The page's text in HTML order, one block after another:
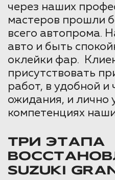
через наших
мастеров прошли
всего автопрома.
авто и быть
оклейки фар.
присутствовать
работ, в удобной и
ожидания, и лично
компетенциях
ТРИ ЭТАПА
SUZUKI